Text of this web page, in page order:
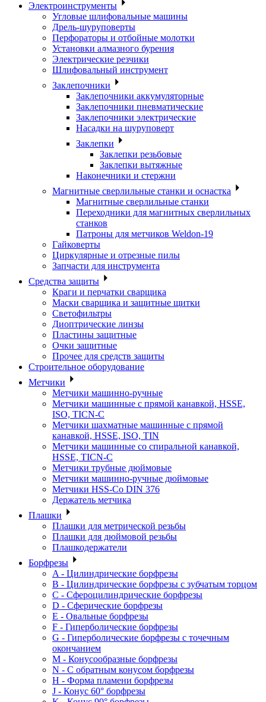
Электроинструменты
Угловые шлифовальные машины
Дрель-шуруповерты
Перфораторы и отбойные молотки
Установки алмазного бурения
Электрические резчики
Шлифовальный инструмент
Заклепочники
Заклепочники аккумуляторные
Заклепочники пневматические
Заклепочники электрические
Насадки на шуруповерт
Заклепки
Заклепки резьбовые
Заклепки вытяжные
Наконечники и стержни
Магнитные сверлильные станки и оснастка
Магнитные сверлильные станки
Переходники для магнитных сверлильных
станков
Патроны для метчиков Weldon-19
Гайковерты
Циркулярные и отрезные пилы
Запчасти для инструмента
Средства защиты
Краги и перчатки сварщика
Маски сварщика и защитные щитки
Светофильтры
Диоптрические линзы
Пластины защитные
Очки защитные
Прочее для средств защиты
Строительное оборудование
Метчики
Метчики машинно-ручные
Метчики машинные с прямой канавкой, HSSE,
ISO, TICN-C
Метчики шахматные машинные с прямой
канавкой, HSSE, ISO, TIN
Метчики машинные со спиральной канавкой,
HSSE, TICN-C
Метчики трубные дюймовые
Метчики машинно-ручные дюймовые
Метчики HSS-Co DIN 376
Держатель метчика
Плашки
Плашки для метрической резьбы
Плашки для дюймовой резьбы
Плашкодержатели
Борфрезы
A - Цилиндрические борфрезы
B - Цилиндрические борфрезы с зубчатым торцом
C - Сфероцилиндрические борфрезы
D - Сферические борфрезы
E - Овальные борфрезы
F - Гиперболические борфрезы
G - Гиперболические борфрезы с точечным
окончанием
M - Конусообразные борфрезы
N - С обратным конусом борфрезы
H - Форма пламени борфрезы
J - Конус 60° борфрезы